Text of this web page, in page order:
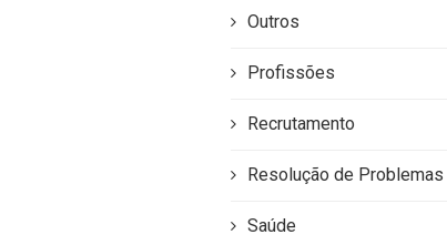
Outros
Profissões
Recrutamento
Resolução de Problemas
Saúde